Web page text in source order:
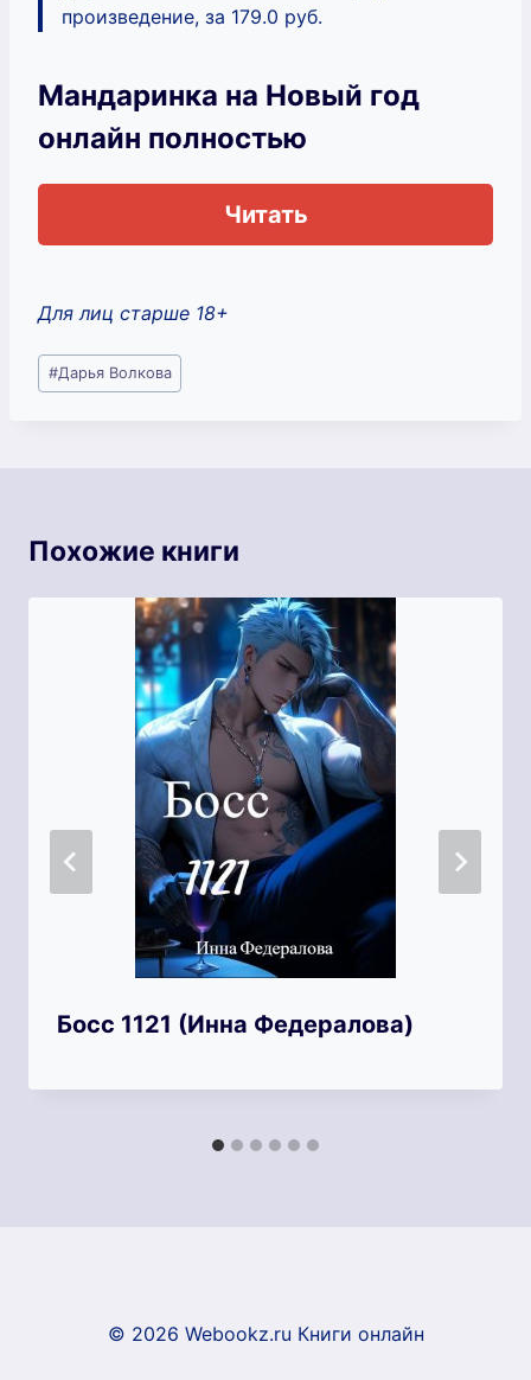
произведение, за 179.0 руб.
Мандаринка на Новый год
онлайн полностью
Читать
Для лиц старше 18+
Метки
записи:
#Дарья Волкова
Похожие книги
Босс 1121 (Инна Федералова)
© 2026 Webookz.ru Книги онлайн